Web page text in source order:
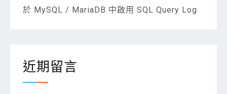
於 MySQL / MariaDB 中啟用 SQL Query Log
近期留言